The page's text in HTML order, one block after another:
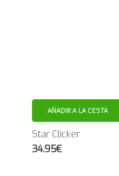
AÑADIR A LA CESTA
Star Clicker
34.95€